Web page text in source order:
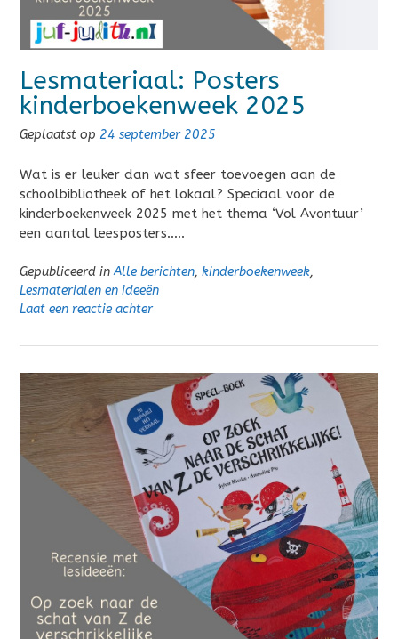
Lesmateriaal: Posters
kinderboekenweek 2025
Geplaatst op 24 september 2025
Wat is er leuker dan wat sfeer toevoegen aan de
schoolbibliotheek of het lokaal? Speciaal voor de
kinderboekenweek 2025 met het thema ‘Vol Avontuur’
een aantal leesposters…..
Gepubliceerd inAlle berichten, kinderboekenweek,
Lesmaterialen en ideeën
Laat een reactie achter